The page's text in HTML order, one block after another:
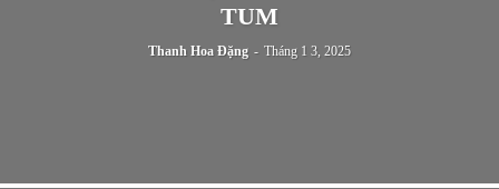
TUM
Thanh Hoa Đặng - Tháng 1 3, 2025